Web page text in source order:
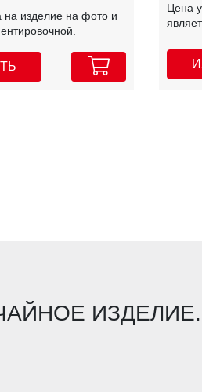
на изделие на фото и
Цена